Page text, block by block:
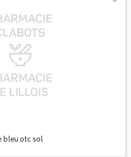
Lapidou attache sucette bleu otc sol